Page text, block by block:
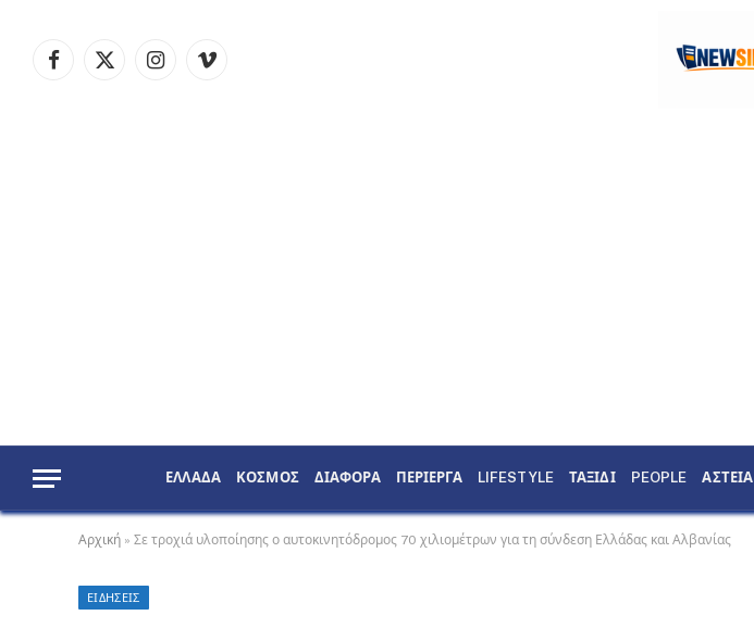
Facebook
X
InstagramVimeo
ΕΛΛΑΔΑ ΚΟΣΜΟΣ ΔΙΑΦΟΡΑ ΠΕΡΙΕΡΓΑ LIFESTYLE ΤΑΞΙΔΙ PEOPLE ΑΣΤΕΙΑ
Αρχική » Σε τροχιά υλοποίησης ο αυτοκινητόδρομος 70 χιλιομέτρων για τη σύνδεση Ελλάδας και Αλβανίας
ΕΙΔΗΣΕΙΣ